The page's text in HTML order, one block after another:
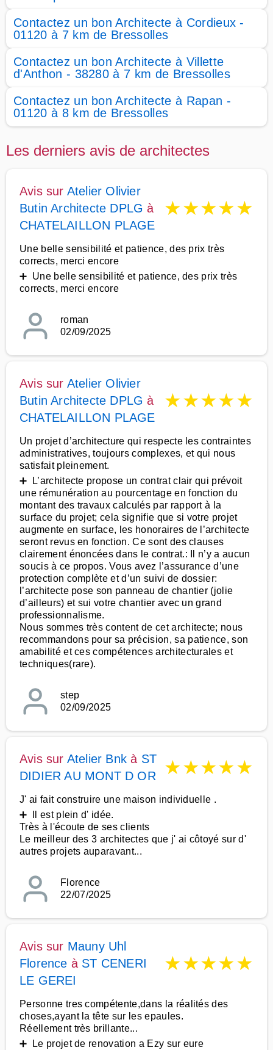
Contactez un bon Architecte à Cordieux -
01120 à 7 km de Bressolles
Contactez un bon Architecte à Villette
d'Anthon - 38280 à 7 km de Bressolles
Contactez un bon Architecte à Rapan -
01120 à 8 km de Bressolles
Les derniers avis de architectes
Avis sur Atelier Olivier
Butin Architecte DPLG à
CHATELAILLON PLAGE
★★★★★
Une belle sensibilité et patience, des prix très
corrects, merci encore
➕ Une belle sensibilité et patience, des prix très
corrects, merci encore
roman
02/09/2025
Avis sur Atelier Olivier
Butin Architecte DPLG à
CHATELAILLON PLAGE
★★★★★
Un projet d’architecture qui respecte les contraintes
administratives, toujours complexes, et qui nous
satisfait pleinement.
➕ L’architecte propose un contrat clair qui prévoit
une rémunération au pourcentage en fonction du
montant des travaux calculés par rapport à la
surface du projet; cela signifie que si votre projet
augmente en surface, les honoraires de l’architecte
seront revus en fonction. Ce sont des clauses
clairement énoncées dans le contrat.: Il n’y a aucun
soucis à ce propos. Vous avez l’assurance d’une
protection complète et d’un suivi de dossier:
l’architecte pose son panneau de chantier (jolie
d’ailleurs) et sui votre chantier avec un grand
professionnalisme.
Nous sommes très content de cet architecte; nous
recommandons pour sa précision, sa patience, son
amabilité et ces compétences architecturales et
techniques(rare).
step
02/09/2025
Avis sur Atelier Bnk à ST
DIDIER AU MONT D OR
★★★★★
J' ai fait construire une maison individuelle .
➕ Il est plein d' idée.
Très à l'écoute de ses clients
Le meilleur des 3 architectes que j' ai côtoyé sur d'
autres projets auparavant...
Florence
22/07/2025
Avis sur Mauny Uhl
Florence à ST CENERI
LE GEREI
★★★★★
Personne tres compétente,dans la réalités des
choses,ayant la tête sur les epaules.
Réellement très brillante...
➕ Le projet de renovation a Ezy sur eure